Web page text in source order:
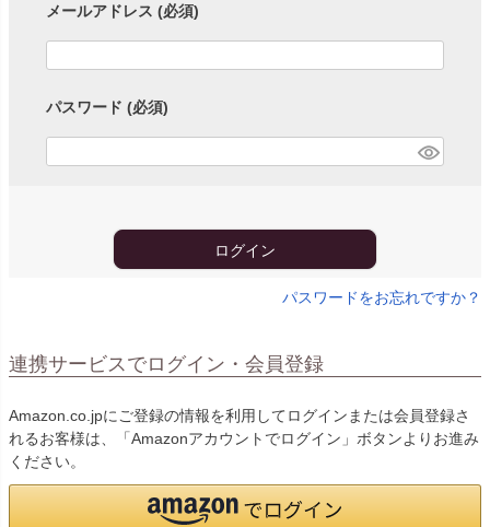
メールアドレス (必須)
パスワード (必須)
ログイン
パスワードをお忘れですか？
連携サービスでログイン・会員登録
Amazon.co.jpにご登録の情報を利用してログインまたは会員登録さ
れるお客様は、「Amazonアカウントでログイン」ボタンよりお進み
ください。